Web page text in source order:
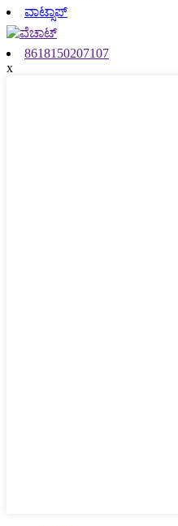
ವಾಟ್ಸಾಪ್
8618150207107
x